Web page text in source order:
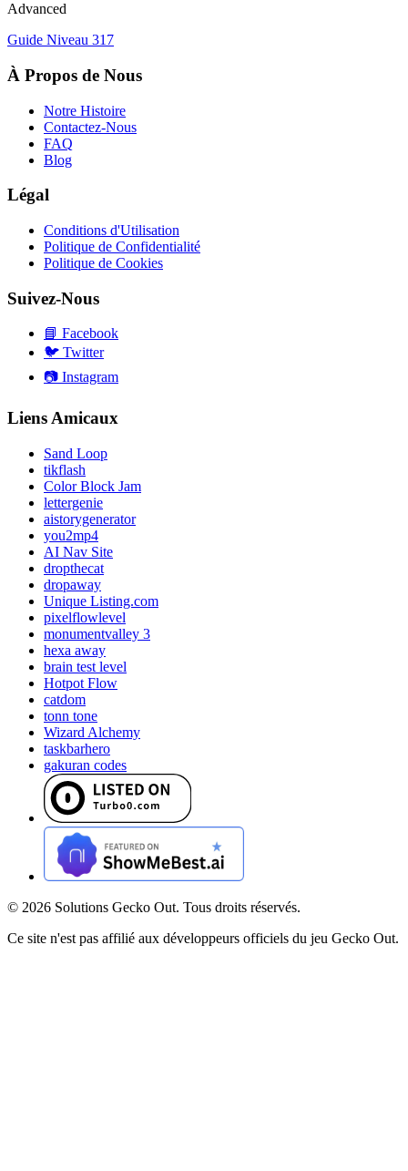
Advanced
Guide Niveau 317
À Propos de Nous
Notre Histoire
Contactez-Nous
FAQ
Blog
Légal
Conditions d'Utilisation
Politique de Confidentialité
Politique de Cookies
Suivez-Nous
📘 Facebook
🐦 Twitter
📷 Instagram
Liens Amicaux
Sand Loop
tikflash
Color Block Jam
lettergenie
aistorygenerator
you2mp4
AI Nav Site
dropthecat
dropaway
Unique Listing.com
pixelflowlevel
monumentvalley 3
hexa away
brain test level
Hotpot Flow
catdom
tonn tone
Wizard Alchemy
taskbarhero
gakuran codes
© 2026 Solutions Gecko Out. Tous droits réservés.
Ce site n'est pas affilié aux développeurs officiels du jeu Gecko Out.